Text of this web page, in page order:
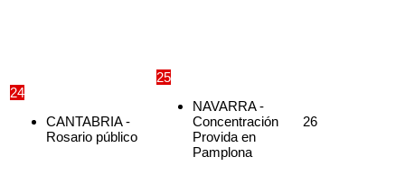
24
CANTABRIA -
Rosario público
25
NAVARRA -
Concentración
Provida en
Pamplona
26